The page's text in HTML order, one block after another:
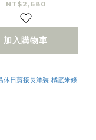
NT$2,680
加入購物車